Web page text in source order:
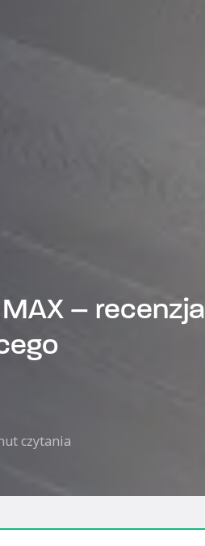
– recenzja
czytania